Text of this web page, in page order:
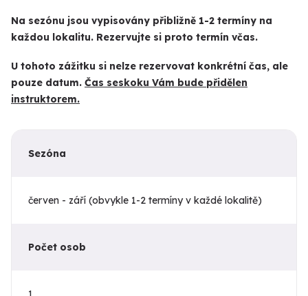
Na sezónu jsou vypisovány přibližně 1-2 termíny na
každou lokalitu. Rezervujte si proto termín včas.
U tohoto zážitku si nelze rezervovat konkrétní čas, ale
pouze datum. Čas seskoku Vám bude přidělen
instruktorem.
Sezóna
červen - září (obvykle 1-2 termíny v každé lokalitě)
Počet osob